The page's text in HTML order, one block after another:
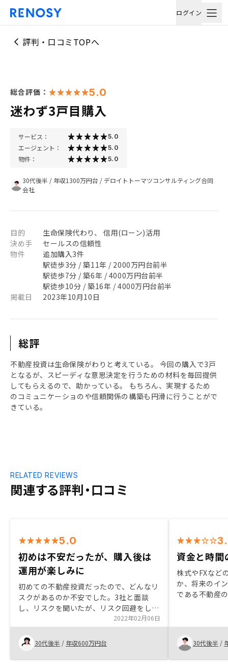
ログイン
評判・口コミTOPへ
総合評価： 5.0
迷わず3戸目購入
サービス： 5.0
エージェント： 5.0
物件： 5.0
30代後半 / 年収1300万円台 / デロイトトーマツコンサルティング合同
会社
目的
生命保険代わり、 信用(ローン)活用
決め手
セールスの信頼性
物件
追加購入3件
駅徒歩3分 / 築11年 / 2000万円台前半
駅徒歩7分 / 築6年 / 4000万円台前半
駅徒歩10分 / 築16年 / 4000万円台前半
掲載日
2023年10月10日
総評
不動産投資は生命保険がわりと考えている。 今回の購入で3戸
となるが、スピーディな意思決定を行うための材料を毎回提供
してもらえるので、助かっている。 もちろん、実現するため
のコミュニケーショのや信頼関係の構築も円滑に行うことがで
きている。
関連する評判・口コミ
RELATED REVIEWS
5.0
初めは不安だったが、購入後は
運用が楽しみに
初めての不動産投資だったので、どんなリ
スクがあるのか不安でした。3社と面談
し、リスクを聞いたが、リスク回避をしっ
かりすればそんなに怖いものではないと思
いました。その中でもリノシーの提案して
くれた物件が1番よいと感じました。 契約
時に、また不安になってきたのですが、担
当者の方がどこが不安か時間をとりしっか
2022年02月06日
30代後半 / 年収600万円台
資金と時間
株式やFXなど
か、将来のイ
である不動産
す。 不動産購
動産の価値の
ましたが、担
シーへの信頼
30代後半 /